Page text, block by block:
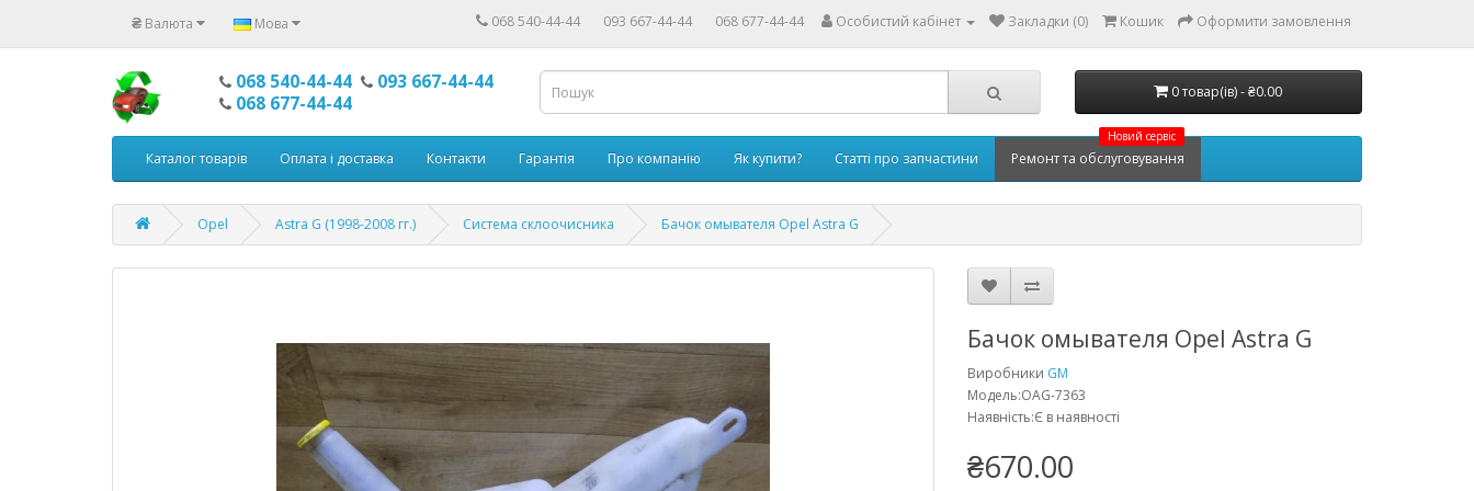
₴ Валюта Мова 068 540-44-44 093 667-44-44 068 677-44-44 Особистий кабінет Закладки (0) Кошик Оформити замовлення
068 540-44-44
093 667-44-44
068 677-44-44
0 товар(ів) - ₴0.00
Каталог товарів Оплата і доставка Контакти Гарантія Про компанію Як купити? Статті про запчастини
Новий сервіс
Ремонт та обслуговування
Opel Astra G (1998-2008 гг.) Система склоочисника Бачок омывателя Opel Astra G
Бачок омывателя Opel Astra G
Виробники GM
Модель:OAG-7363
Наявність:Є в наявності
₴670.00